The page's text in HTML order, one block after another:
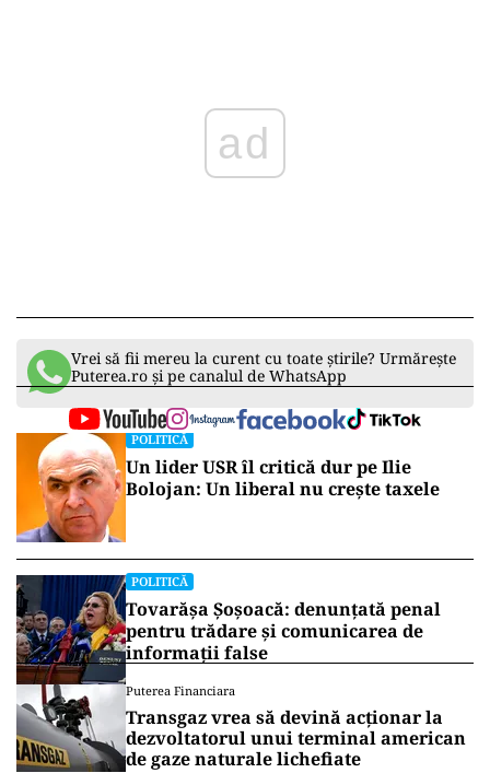
ad
Vrei să fii mereu la curent cu toate știrile? Urmărește
Puterea.ro și pe canalul de WhatsApp
POLITICĂ
Un lider USR îl critică dur pe Ilie
Bolojan: Un liberal nu crește taxele
POLITICĂ
Tovarășa Șoșoacă: denunțată penal
pentru trădare și comunicarea de
informații false
Puterea Financiara
Transgaz vrea să devină acționar la
dezvoltatorul unui terminal american
de gaze naturale lichefiate